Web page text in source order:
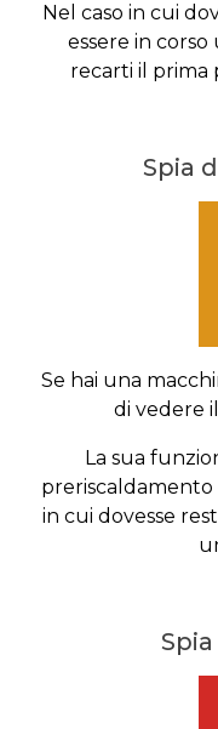
Nel caso in cui
essere in corso
recarti il prima
Spia
Se hai una
di vedere
La sua
in cui dovesse